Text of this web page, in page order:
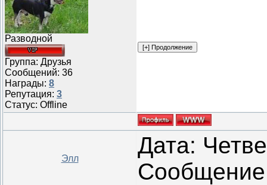
Разводной
Группа: Друзья
Сообщений: 36
Награды: 8
Репутация: 3
Статус: Offline
Элл
Дата: